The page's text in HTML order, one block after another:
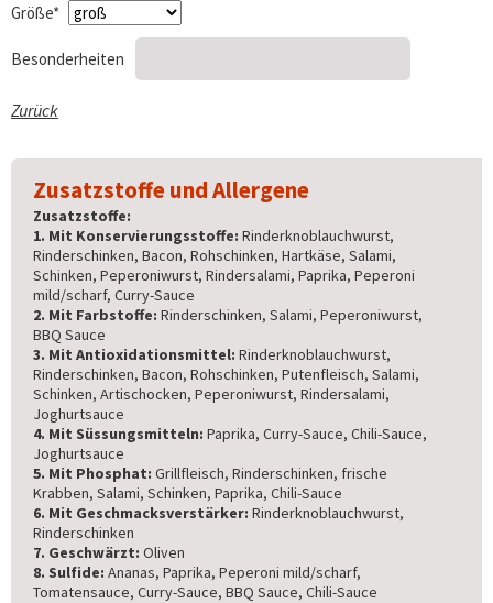
Pflichtfeld
Größe*
Besonderheiten
Zurück
Zusatzstoffe und Allergene
Zusatzstoffe:
1. Mit Konservierungsstoffe: Rinderknoblauchwurst,
Rinderschinken, Bacon, Rohschinken, Hartkäse, Salami,
Schinken, Peperoniwurst, Rindersalami, Paprika, Peperoni
mild/scharf, Curry-Sauce
2. Mit Farbstoffe: Rinderschinken, Salami, Peperoniwurst,
BBQ Sauce
3. Mit Antioxidationsmittel: Rinderknoblauchwurst,
Rinderschinken, Bacon, Rohschinken, Putenfleisch, Salami,
Schinken, Artischocken, Peperoniwurst, Rindersalami,
Joghurtsauce
4. Mit Süssungsmitteln: Paprika, Curry-Sauce, Chili-Sauce,
Joghurtsauce
5. Mit Phosphat: Grillfleisch, Rinderschinken, frische
Krabben, Salami, Schinken, Paprika, Chili-Sauce
6. Mit Geschmacksverstärker: Rinderknoblauchwurst,
Rinderschinken
7. Geschwärzt: Oliven
8. Sulfide: Ananas, Paprika, Peperoni mild/scharf,
Tomatensauce, Curry-Sauce, BBQ Sauce, Chili-Sauce